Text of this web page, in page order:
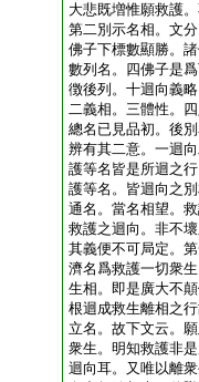
大悲既増惟願救護
第二別示名相。文
佛子下標數顯勝。
數列名。四佛子是
徴後列。十迴向義
二義相。三體性。
總名已見品初。後
辨有其二意。一迴
護等名皆是所迴之
護等名。皆迴向之
通名。當名相望。
救護之迴向。非不
其義便不可局定。
濟名爲救護一切衆
生相。即是廣大不
根迴成救生離相之
立名。故下文云。
衆生。明知救護非
迴向耳。又唯以離